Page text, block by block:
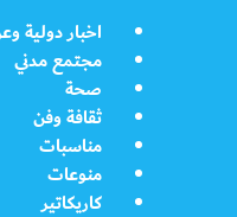
اخبار دولية
مجتمع مدني
صحة
ثقافة وفن
مناسبات
منوعات
كاريكاتير